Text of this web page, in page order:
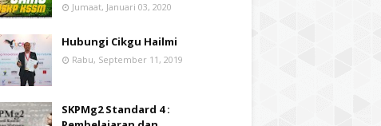
Jumaat, Januari 03, 2020
Hubungi Cikgu Hailmi
Rabu, September 11, 2019
SKPMg2 Standard 4 :